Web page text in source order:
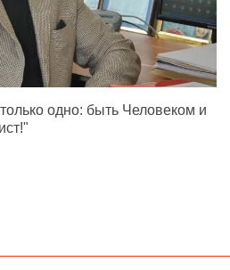
одно: быть Человеком и